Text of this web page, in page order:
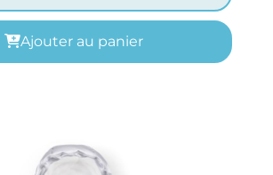
Ajouter au panier